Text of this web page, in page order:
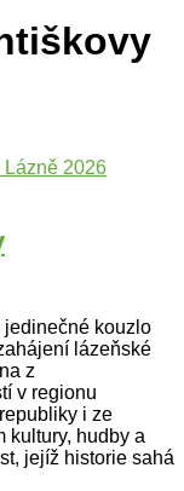
jedinečné kouzlo
lázeňské
z
v regionu
i ze
kultury, hudby a
jejíž historie sahá